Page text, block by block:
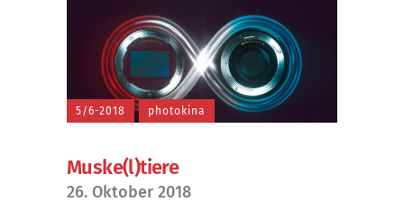
5/6-2018 photokina
Muske(l)tiere
26. Oktober 2018